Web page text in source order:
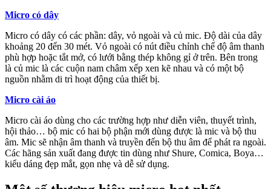
Micro có dây
Micro có dây có các phần: dây, vỏ ngoài và củ mic. Độ dài của dây
khoảng 20 đến 30 mét. Vỏ ngoài có nút điều chỉnh chế độ âm thanh
phù hợp hoặc tắt mở, có lưới bằng thép không gỉ ở trên. Bên trong
là củ mic là các cuộn nam châm xếp xen kẽ nhau và có một bộ
nguồn nhằm di trì hoạt động của thiết bị.
Micro cài áo
Micro cài áo dùng cho các trường hợp như diễn viên, thuyết trình,
hội thảo… bộ mic có hai bộ phận mới dùng được là mic và bộ thu
âm. Mic sẽ nhận âm thanh và truyền đến bộ thu âm để phát ra ngoài.
Các hãng sản xuất đang được tin dùng như Shure, Comica, Boya…
kiểu dáng đẹp mắt, gọn nhẹ và dễ sử dụng.